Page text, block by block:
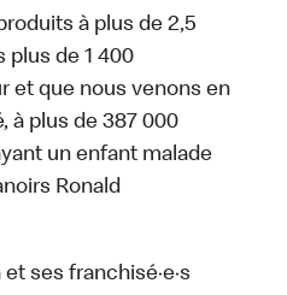
à plus de 2,5
plus de 1 400
et que nous venons en
à plus de 387 000
un enfant malade
Ronald
ses franchisé·e·s